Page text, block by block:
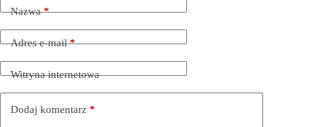
Nazwa*
Adres e-mail*
Witryna internetowa
Dodaj komentarz *